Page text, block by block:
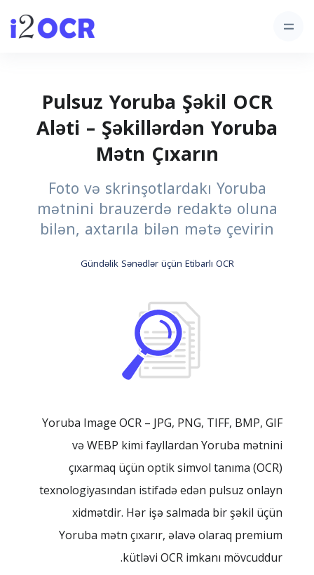
Pulsuz Yoruba Şəkil OCR
Aləti – Şəkillərdən Yoruba
Mətn Çıxarın
Foto və skrinşotlardakı Yoruba
mətnini brauzerdə redaktə oluna
bilən, axtarıla bilən mətə çevirin
Gündəlik Sənədlər üçün Etibarlı OCR
Yoruba Image OCR – JPG, PNG, TIFF, BMP, GIF
və WEBP kimi fayllardan Yoruba mətnini
çıxarmaq üçün optik simvol tanıma (OCR)
texnologiyasından istifadə edən pulsuz onlayn
xidmətdir. Hər işə salmada bir şəkil üçün
Yoruba mətn çıxarır, əlavə olaraq premium
kütləvi OCR imkanı mövcuddur.